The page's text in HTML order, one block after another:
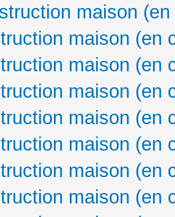
maison
maison (en
maison (en
maison (en
maison (en
maison (en
maison (en
maison (en